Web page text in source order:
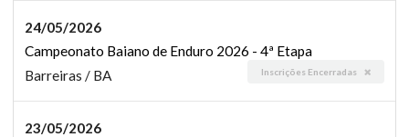
24/05/2026
Campeonato Baiano de Enduro 2026 - 4ª Etapa
Inscrições Encerradas
Barreiras / BA
23/05/2026